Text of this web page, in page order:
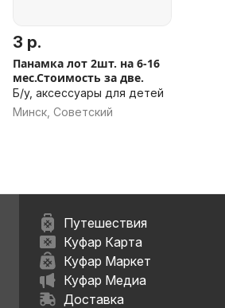
3 р.
Панамка лот 2шт. на 6-16
мес.Стоимость за две.
Б/у, аксессуары для детей
Минск, Советский
Путешествия
Куфар Карта
Куфар Маркет
Куфар Медиа
Доставка